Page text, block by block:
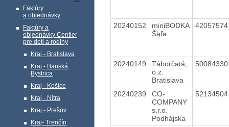
Faktúry
a objednávky
Faktúry a
objednávky Centier
pre deti a rodiny
Kraj - Bratislava
Kraj - Banská
Bystrica
Kraj - Košice
Kraj - Nitra
Kraj - Prešov
Kraj- Trenčín
20240152
miniBODKA
Šaľa
20240149
Táborčatá,
o.z.
Bratislava
20240239
CO-
COMPANY
s.r.o.
Podhájska